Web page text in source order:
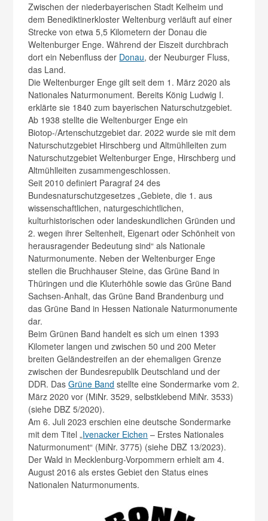
Zwischen der niederbayerischen Stadt Kelheim und
dem Benediktinerkloster Weltenburg verläuft auf einer
Strecke von etwa 5,5 Kilometern der Donau die
Weltenburger Enge. Während der Eiszeit durchbrach
dort ein Nebenfluss der Donau, der Neuburger Fluss,
das Land.
Die Weltenburger Enge gilt seit dem 1. März 2020 als
Nationales Naturmonument. Bereits König Ludwig I.
erklärte sie 1840 zum bayerischen Naturschutzgebiet.
Ab 1938 stellte die Weltenburger Enge ein
Biotop-/Artenschutzgebiet dar. 2022 wurde sie mit dem
Naturschutzgebiet Hirschberg und Altmühlleiten zum
Naturschutzgebiet Weltenburger Enge, Hirschberg und
Altmühlleiten zusammengeschlossen.
Seit 2010 definiert Paragraf 24 des
Bundesnaturschutzgesetzes „Gebiete, die 1. aus
wissenschaftlichen, naturgeschichtlichen,
kulturhistorischen oder landeskundlichen Gründen und
2. wegen ihrer Seltenheit, Eigenart oder Schönheit von
herausragender Bedeutung sind“ als Nationale
Naturmonumente. Neben der Weltenburger Enge
stellen die Bruchhauser Steine, das Grüne Band in
Thüringen und die Kluterhöhle sowie das Grüne Band
Sachsen-Anhalt, das Grüne Band Brandenburg und
das Grüne Band in Hessen Nationale Naturmonumente
dar.
Beim Grünen Band handelt es sich um einen 1393
Kilometer langen und zwischen 50 und 200 Meter
breiten Geländestreifen an der ehemaligen Grenze
zwischen der Bundesrepublik Deutschland und der
DDR. DasGrüne Band stellte eine Sondermarke vom 2.
März 2020 vor (MiNr. 3529, selbstklebend MiNr. 3533)
(siehe DBZ 5/2020).
Am 6. Juli 2023 erschien eine deutsche Sondermarke
mit dem Titel „Ivenacker Eichen – Erstes Nationales
Naturmonument“ (MiNr. 3775) (siehe DBZ 13/2023).
Der Wald in Mecklenburg-Vorpommern erhielt am 4.
August 2016 als erstes Gebiet den Status eines
Nationalen Naturmonuments.